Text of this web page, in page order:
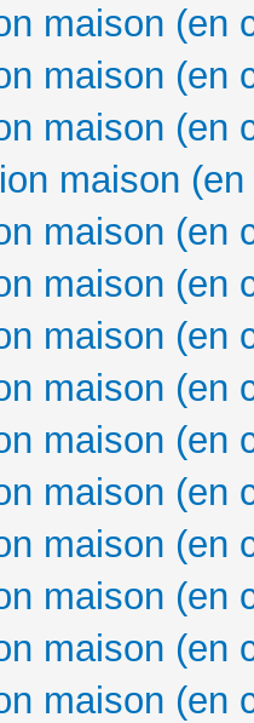
maison (en
maison (en
maison (en
maison
maison (en
maison (en
maison (en
maison (en
maison (en
maison (en
maison (en
maison (en
maison (en
maison (en